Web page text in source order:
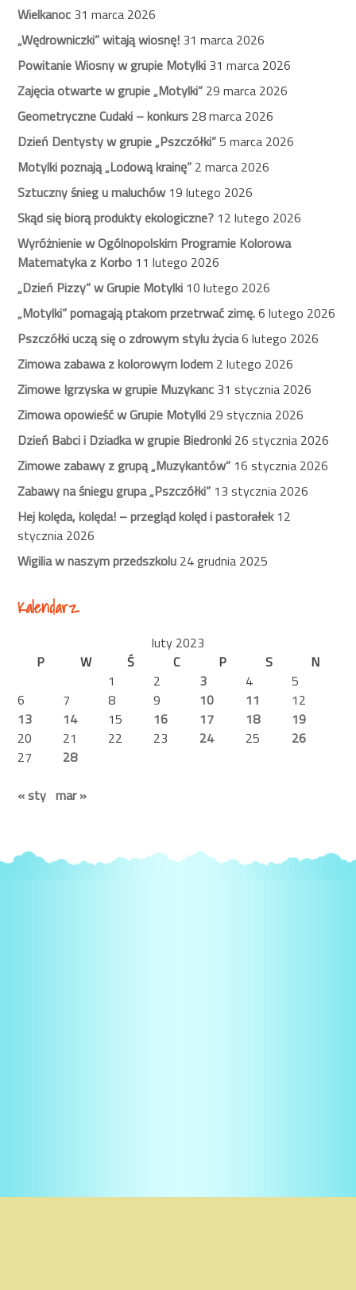
Wielkanoc 31 marca 2026
„Wędrowniczki” witają wiosnę! 31 marca 2026
Powitanie Wiosny w grupie Motylki 31 marca 2026
Zajęcia otwarte w grupie „Motylki” 29 marca 2026
Geometryczne Cudaki – konkurs 28 marca 2026
Dzień Dentysty w grupie „Pszczółki”5 marca 2026
Motylki poznają „Lodową krainę” 2 marca 2026
Sztuczny śnieg u maluchów19 lutego 2026
Skąd się biorą produkty ekologiczne? 12 lutego 2026
Wyróżnienie w Ogólnopolskim Programie Kolorowa
Matematyka z Korbo 11 lutego 2026
„Dzień Pizzy” w Grupie Motylki 10 lutego 2026
„Motylki” pomagają ptakom przetrwać zimę.6 lutego 2026
Pszczółki uczą się o zdrowym stylu życia6 lutego 2026
Zimowa zabawa z kolorowym lodem 2 lutego 2026
Zimowe Igrzyska w grupie Muzykanc 31 stycznia 2026
Zimowa opowieść w Grupie Motylki 29 stycznia 2026
Dzień Babci i Dziadka w grupie Biedronki 26 stycznia 2026
Zimowe zabawy z grupą „Muzykantów” 16 stycznia 2026
Zabawy na śniegu grupa „Pszczółki” 13 stycznia 2026
Hej kolęda, kolęda! – przegląd kolęd i pastorałek12
stycznia 2026
Wigilia w naszym przedszkolu 24 grudnia 2025
Kalendarz
luty 2023
P
W Ś C P S
N
1
2 3 4
5
6
7 8 9 10 11
12
13
14 15 16 17 18
19
20
21 22 23 24 25
26
27
28
« sty mar »